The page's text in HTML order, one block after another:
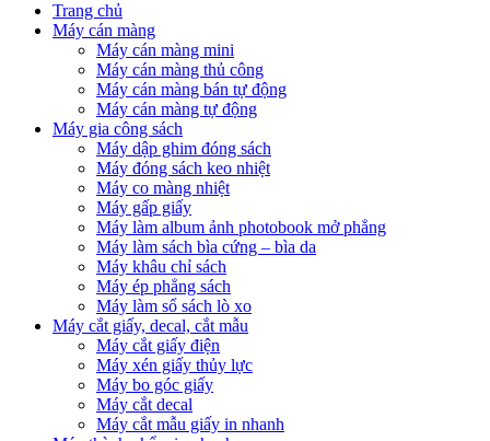
Trang chủ
Máy cán màng
Máy cán màng mini
Máy cán màng thủ công
Máy cán màng bán tự động
Máy cán màng tự động
Máy gia công sách
Máy dập ghim đóng sách
Máy đóng sách keo nhiệt
Máy co màng nhiệt
Máy gấp giấy
Máy làm album ảnh photobook mở phẳng
Máy làm sách bìa cứng – bìa da
Máy khâu chỉ sách
Máy ép phẳng sách
Máy làm sổ sách lò xo
Máy cắt giấy, decal, cắt mẫu
Máy cắt giấy điện
Máy xén giấy thủy lực
Máy bo góc giấy
Máy cắt decal
Máy cắt mẫu giấy in nhanh